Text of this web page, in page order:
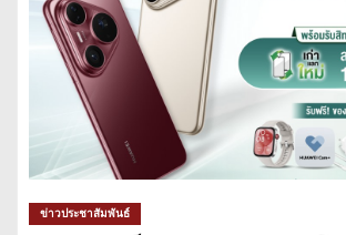
ข่าวประชาสัมพันธ์